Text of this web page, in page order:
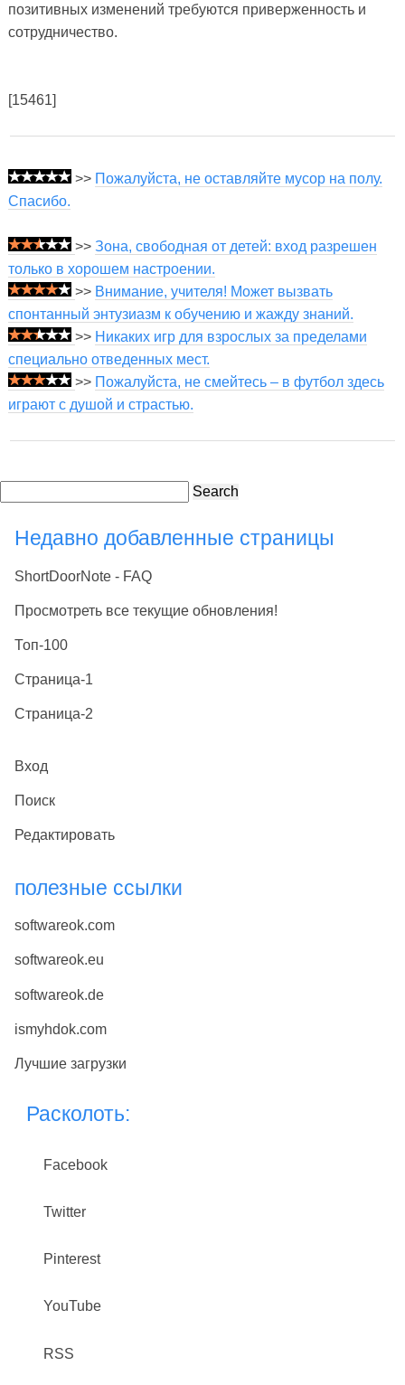
позитивных изменений требуются приверженность и
сотрудничество.
[15461]
>> Пожалуйста, не оставляйте мусор на полу.
Спасибо.
>> Зона, свободная от детей: вход разрешен
только в хорошем настроении.
>> Внимание, учителя! Может вызвать
спонтанный энтузиазм к обучению и жажду знаний.
>> Никаких игр для взрослых за пределами
специально отведенных мест.
>> Пожалуйста, не смейтесь – в футбол здесь
играют с душой и страстью.
Search
Недавно добавленные страницы
ShortDoorNote - FAQ
Просмотреть все текущие обновления!
Топ-100
Страница-1
Страница-2
Вход
Поиск
Редактировать
полезные ссылки
softwareok.com
softwareok.eu
softwareok.de
ismyhdok.com
Лучшие загрузки
Расколоть:
Facebook
Twitter
Pinterest
YouTube
RSS